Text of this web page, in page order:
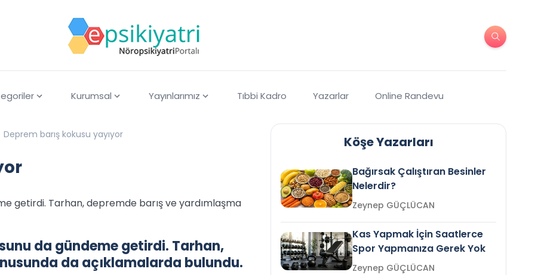
Kurumsal Yayınlarımız Tıbbi Kadro Yazarlar Online Randevu
Deprem barış kokusu yayıyor
getirdi. Tarhan, depremde barış ve yardımlaşma
da gündeme getirdi. Tarhan,
da açıklamalarda bulundu.
Köşe Yazarları
Bağırsak Çalıştıran Besinler
Nelerdir?
Zeynep GÜÇLÜCAN
Kas Yapmak İçin Saatlerce
Spor Yapmanıza Gerek Yok
Zeynep GÜÇLÜCAN